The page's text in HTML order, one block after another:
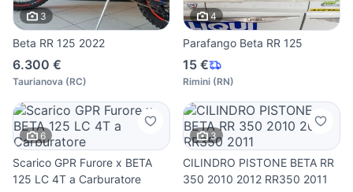
3
Beta RR 125 2022
6.300 €
Taurianova (RC)
4
Parafango Beta RR 125
15 €
Rimini (RN)
6
Scarico GPR Furore x BETA
125 LC 4T a Carburatore
3
CILINDRO PISTONE BETA RR
350 2010 2012 RR350 2011